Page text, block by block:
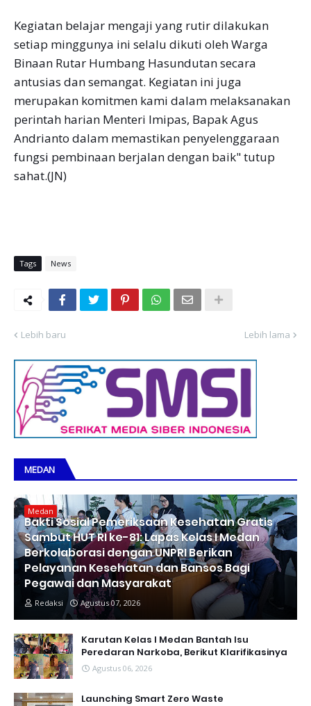
Kegiatan belajar mengaji yang rutir dilakukan
setiap minggunya ini selalu dikuti oleh Warga
Binaan Rutar Humbang Hasundutan secara
antusias dan semangat. Kegiatan ini juga
merupakan komitmen kami dalam melaksanakan
perintah harian Menteri Imipas, Bapak Agus
Andrianto dalam memastikan penyelenggaraan
fungsi pembinaan berjalan dengan baik" tutup
sahat.(JN)
Tags News
Lebih baru Lebih lama
MEDAN
Medan
Bakti Sosial Pemeriksaan Kesehatan Gratis
Sambut HUT RI ke-81: Lapas Kelas I Medan
Berkolaborasi dengan UNPRI Berikan
Pelayanan Kesehatan dan Bansos Bagi
Pegawai dan Masyarakat
Redaksi Agustus 07, 2026
Karutan Kelas I Medan Bantah Isu
Peredaran Narkoba, Berikut Klarifikasinya
Agustus 06, 2026
Launching Smart Zero Waste